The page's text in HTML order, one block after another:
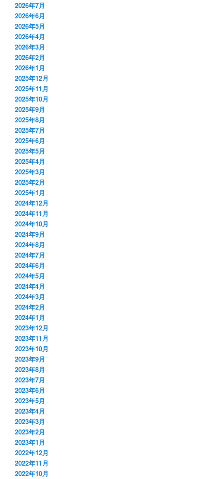
2026年7月
2026年6月
2026年5月
2026年4月
2026年3月
2026年2月
2026年1月
2025年12月
2025年11月
2025年10月
2025年9月
2025年8月
2025年7月
2025年6月
2025年5月
2025年4月
2025年3月
2025年2月
2025年1月
2024年12月
2024年11月
2024年10月
2024年9月
2024年8月
2024年7月
2024年6月
2024年5月
2024年4月
2024年3月
2024年2月
2024年1月
2023年12月
2023年11月
2023年10月
2023年9月
2023年8月
2023年7月
2023年6月
2023年5月
2023年4月
2023年3月
2023年2月
2023年1月
2022年12月
2022年11月
2022年10月